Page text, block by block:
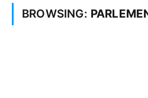
BROWSING: